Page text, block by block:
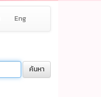
Eng
ค้นหา